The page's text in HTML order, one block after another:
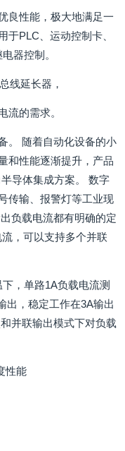
良性能，极大地满足一
于PLC、运动控制卡、
器控制。
线延长器，
流的需求。
。 随着自动化设备的小
和性能逐渐提升，产品
导体集成方案。 数字
传输、报警灯等工业现
负载电流都有明确的定
，可以支持多个并联
，单路1A负载电流测
出，稳定工作在3A输出
并联输出模式下对负载
性能